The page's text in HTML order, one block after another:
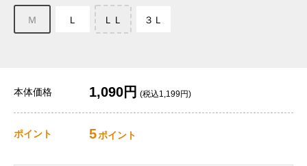
Ｍ Ｌ ＬＬ ３Ｌ
本体価格 1,090円 (税込1,199円)
ポイント 5ポイント